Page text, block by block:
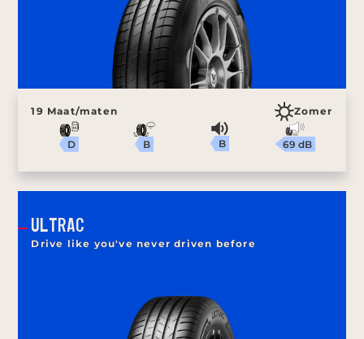
19 Maat/maten Zomer
D B B 69 dB
ULTRAC
Drive like you've never driven before